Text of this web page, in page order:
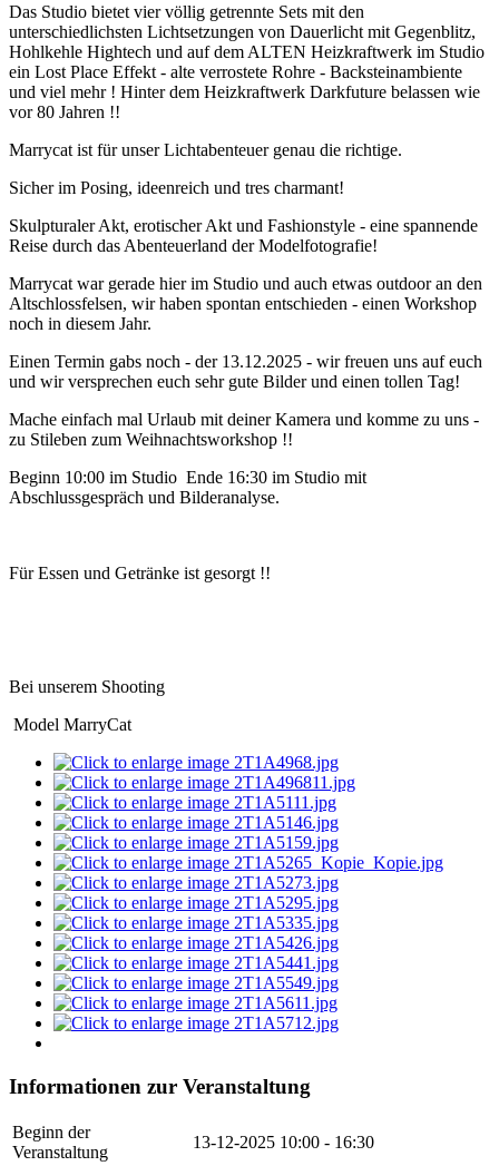
Das Studio bietet vier völlig getrennte Sets mit den
unterschiedlichsten Lichtsetzungen von Dauerlicht mit Gegenblitz,
Hohlkehle Hightech und auf dem ALTEN Heizkraftwerk im Studio
ein Lost Place Effekt - alte verrostete Rohre - Backsteinambiente
und viel mehr ! Hinter dem Heizkraftwerk Darkfuture belassen wie
vor 80 Jahren !!
Marrycat ist für unser Lichtabenteuer genau die richtige.
Sicher im Posing, ideenreich und tres charmant!
Skulpturaler Akt, erotischer Akt und Fashionstyle - eine spannende
Reise durch das Abenteuerland der Modelfotografie!
Marrycat war gerade hier im Studio und auch etwas outdoor an den
Altschlossfelsen, wir haben spontan entschieden - einen Workshop
noch in diesem Jahr.
Einen Termin gabs noch - der 13.12.2025 - wir freuen uns auf euch
und wir versprechen euch sehr gute Bilder und einen tollen Tag!
Mache einfach mal Urlaub mit deiner Kamera und komme zu uns -
zu Stileben zum Weihnachtsworkshop !!
Beginn 10:00 im Studio Ende 16:30 im Studio mit
Abschlussgespräch und Bilderanalyse.
Für Essen und Getränke ist gesorgt !!
Bei unserem Shooting
Model MarryCat
Informationen zur Veranstaltung
Beginn der
Veranstaltung
13-12-2025 10:00 - 16:30